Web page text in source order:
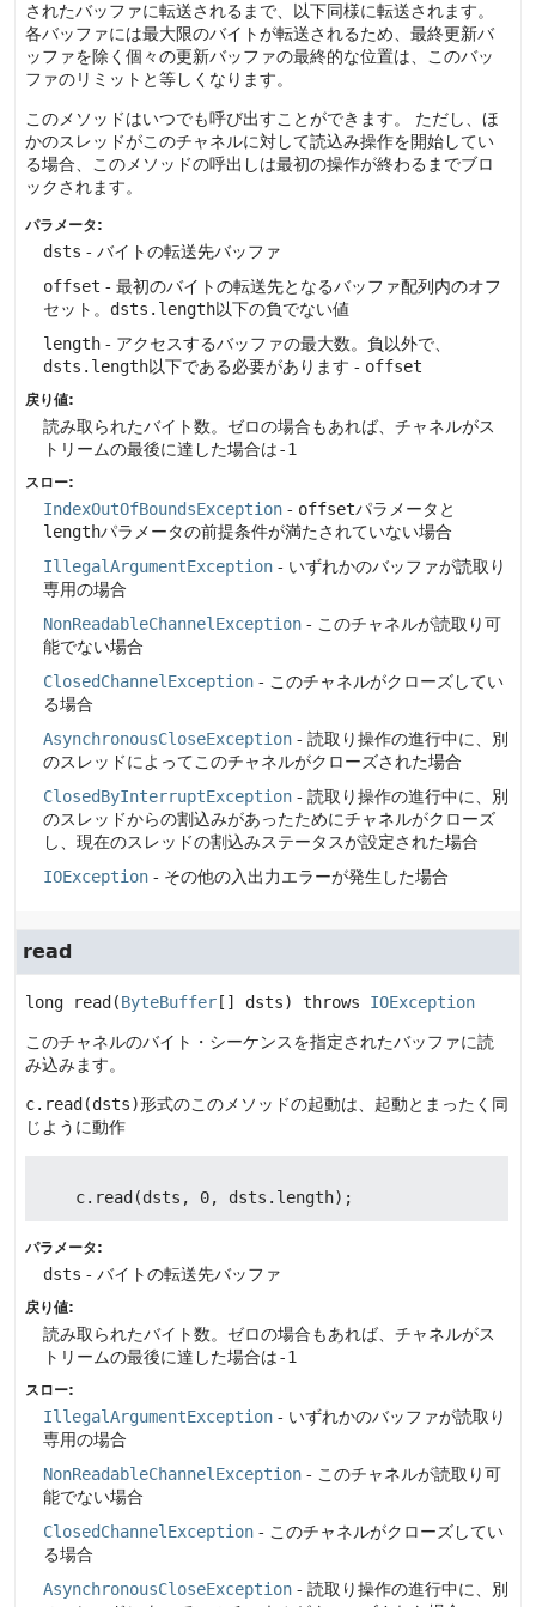
されたバッファに転送されるまで、以下同様に転送されます。
各バッファには最大限のバイトが転送されるため、最終更新バ
ッファを除く個々の更新バッファの最終的な位置は、このバッ
ファのリミットと等しくなります。
このメソッドはいつでも呼び出すことができます。
ただし、ほ
かのスレッドがこのチャネルに対して読込み操作を開始してい
る場合、このメソッドの呼出しは最初の操作が終わるまでブロ
ックされます。
パラメータ:
dsts - バイトの転送先バッファ
offset - 最初のバイトの転送先となるバッファ配列内のオフ
セット。 dsts.length以下の負でない値
length - アクセスするバッファの最大数。負以外で、
dsts.length以下である必要があります - offset
戻り値:
読み取られたバイト数。ゼロの場合もあれば、チャネルがス
トリームの最後に達した場合は-1
スロー:
IndexOutOfBoundsException - offsetパラメータと
lengthパラメータの前提条件が満たされていない場合
IllegalArgumentException - いずれかのバッファが読取り
専用の場合
NonReadableChannelException - このチャネルが読取り可
能でない場合
ClosedChannelException - このチャネルがクローズしてい
る場合
AsynchronousCloseException - 読取り操作の進行中に、別
のスレッドによってこのチャネルがクローズされた場合
ClosedByInterruptException - 読取り操作の進行中に、別
のスレッドからの割込みがあったためにチャネルがクローズ
し、現在のスレッドの割込みステータスが設定された場合
IOException - その他の入出力エラーが発生した場合
read
long read (ByteBuffer [] dsts) throws IOException
このチャネルのバイト・シーケンスを指定されたバッファに読
み込みます。
c.read(dsts)形式のこのメソッドの起動は、起動とまったく同
じように動作
パラメータ:
dsts - バイトの転送先バッファ
戻り値:
読み取られたバイト数。ゼロの場合もあれば、チャネルがス
トリームの最後に達した場合は-1
スロー:
IllegalArgumentException - いずれかのバッファが読取り
専用の場合
NonReadableChannelException - このチャネルが読取り可
能でない場合
ClosedChannelException - このチャネルがクローズしてい
る場合
AsynchronousCloseException - 読取り操作の進行中に、別